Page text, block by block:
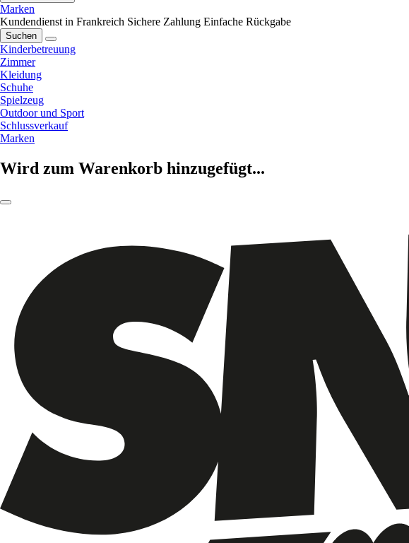
Marken
Kundendienst in Frankreich Sichere Zahlung Einfache Rückgabe
Suchen
Kinderbetreuung
Zimmer
Kleidung
Schuhe
Spielzeug
Outdoor und Sport
Schlussverkauf
Marken
Wird zum Warenkorb hinzugefügt...